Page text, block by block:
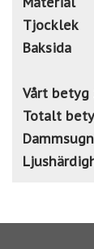
Tjocklek
Baksida
Vårt betyg
Totalt